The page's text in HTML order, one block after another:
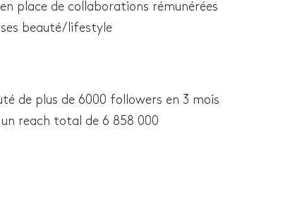
place de collaborations rémunérées
beauté/lifestyle
de plus de 6000 followers en 3 mois
un reach total de 6 858 000